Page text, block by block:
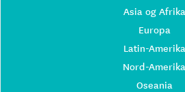
Asia og Afrika
Europa
Latin-Amerika
Nord-Amerika
Oseania